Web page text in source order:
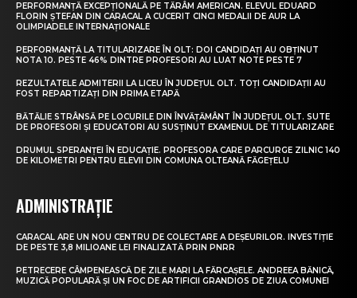
PERFORMANȚĂ EXCEPȚIONALĂ PE TĂRÂM AMERICAN. ELEVUL EDUARD
FLORIN ȘTEFAN DIN CARACAL A CUCERIT CINCI MEDALII DE AUR LA
OLIMPIADELE INTERNAȚIONALE
PERFORMANȚĂ LA TITULARIZARE ÎN OLT: DOI CANDIDAȚI AU OBȚINUT
NOTA 10. PESTE 46% DINTRE PROFESORI AU LUAT NOTE PESTE 7
REZULTATELE ADMITERII LA LICEU ÎN JUDEȚUL OLT. TOȚI CANDIDAȚII AU
FOST REPARTIZAȚI DIN PRIMA ETAPĂ
BĂTĂLIE STRÂNSĂ PE LOCURILE DIN ÎNVĂȚĂMÂNT ÎN JUDEȚUL OLT. SUTE
DE PROFESORI ȘI EDUCATORI AU SUSȚINUT EXAMENUL DE TITULARIZARE
DRUMUL SPERANȚEI ÎN EDUCAȚIE. PROFESORA CARE PARCURGE ZILNIC 140
DE KILOMETRI PENTRU ELEVII DIN COMUNA OLTEANĂ FĂGEȚELU
ADMINISTRAȚIE
CARACAL ARE UN NOU CENTRU DE COLECTARE A DEȘEURILOR. INVESTIȚIE
DE PESTE 3,8 MILIOANE LEI FINALIZATĂ PRIN PNRR
PETRECERE CÂMPENEASCĂ DE ZILE MARI LA FĂRCAȘELE. ANDREEA BĂNICĂ,
MUZICĂ POPULARĂ ȘI UN FOC DE ARTIFICII GRANDIOS DE ZIUA COMUNEI